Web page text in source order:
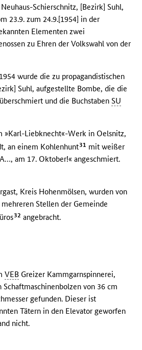
Schierschnitz, [Bezirk] Suhl,
23.9. zum 24.9.[1954] in der
Elementen zwei
zu Ehren der Volkswahl von der
wurde die zu propagandistischen
Suhl, aufgestellte Bombe, die die
und die BuchstabenSU
»Karl-Liebknecht«-Werk in Oelsnitz,
an einem Kohlenhunt31 mit weißer
am 17. Oktober!« angeschmiert.
Kreis Hohenmölsen, wurden von
Stellen der Gemeinde
32 angebracht.
VEB Greizer Kammgarnspinnerei,
von 36 cm
gefunden. Dieser ist
Tätern in den Elevator geworfen
nicht.